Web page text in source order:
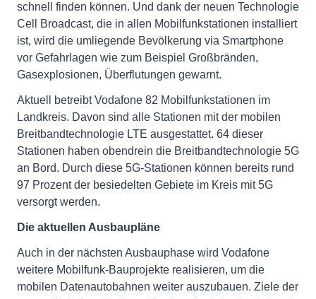
schnell finden können. Und dank der neuen Technologie
Cell Broadcast, die in allen Mobilfunkstationen installiert
ist, wird die umliegende Bevölkerung via Smartphone
vor Gefahrlagen wie zum Beispiel Großbränden,
Gasexplosionen, Überflutungen gewarnt.
Aktuell betreibt Vodafone 82 Mobilfunkstationen im
Landkreis. Davon sind alle Stationen mit der mobilen
Breitbandtechnologie LTE ausgestattet. 64 dieser
Stationen haben obendrein die Breitbandtechnologie 5G
an Bord. Durch diese 5G-Stationen können bereits rund
97 Prozent der besiedelten Gebiete im Kreis mit 5G
versorgt werden.
Die aktuellen Ausbaupläne
Auch in der nächsten Ausbauphase wird Vodafone
weitere Mobilfunk-Bauprojekte realisieren, um die
mobilen Datenautobahnen weiter auszubauen. Ziele der